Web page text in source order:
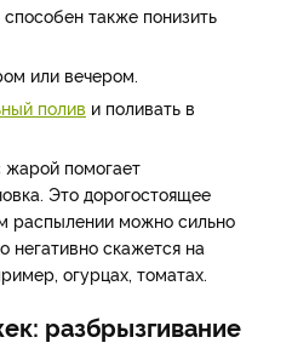
также понизить
или вечером.
полив и поливать в
жарой помогает
Это дорогостоящее
распылении можно сильно
негативно скажется на
огурцах, томатах.
разбрызгивание